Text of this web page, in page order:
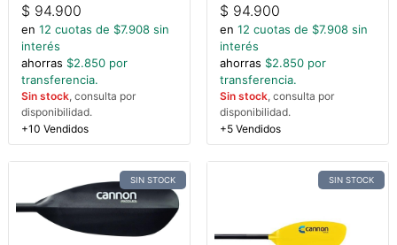
$ 94.900
en 12 cuotas de $7.908 sin
interés
ahorras $2.850 por
transferencia.
Sin stock, consulta por
disponibilidad.
+10 Vendidos
$ 94.900
en 12 cuotas de $7.908 sin
interés
ahorras $2.850 por
transferencia.
Sin stock, consulta por
disponibilidad.
+5 Vendidos
SIN STOCK SIN STOCK